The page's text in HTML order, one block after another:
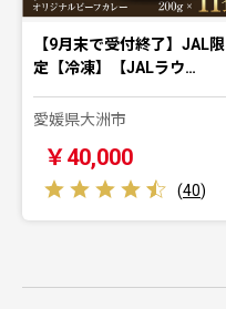
【9月末で受付終了】JAL限
定【冷凍】【JALラウ…
愛媛県大洲市
￥40,000
(40)